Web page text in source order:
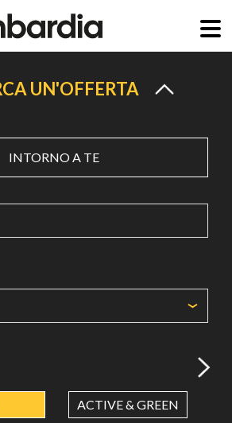
UN'OFFERTA
INTORNO A TE
ACTIVE & GREEN